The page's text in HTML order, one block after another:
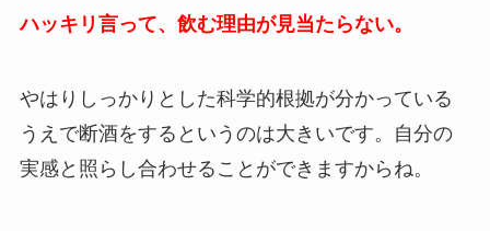
ハッキリ言って、飲む理由が見当たらない。
やはりしっかりとした科学的根拠が分かっている
うえで断酒をするというのは大きいです。自分の
実感と照らし合わせることができますからね。